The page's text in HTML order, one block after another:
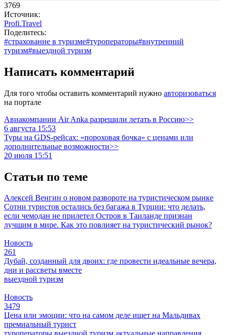
3769
Источник:
Profi.Travel
Поделитесь:
#страхование в туризме#туроператоры#внутренний
туризм#выездной туризм
Написать комментарий
Для того чтобы оставить комментарий нужно авторизоваться
на портале
Авиакомпании Air Anka разрешили летать в Россию>>
6 августа 15:53
Туры на GDS-рейсах: «пороховая бочка» с ценами или
дополнительные возможности>>
20 июля 15:51
Статьи по теме
Алексей Венгин о новом развороте на туристическом рынке
Сотни туристов остались без багажа в Турции: что делать,
если чемодан не прилетел Остров в Таиланде признан
лучшим в мире. Как это повлияет на туристический рынок?
Новость
261
Дубай, созданный для двоих: где провести идеальные вечера,
дни и рассветы вместе
выездной туризм
Новость
3479
Цена или эмоции: что на самом деле ищет на Мальдивах
премиальный турист